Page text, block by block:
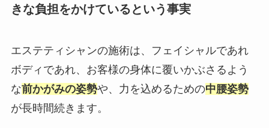
きな負担をかけているという事実
エステティシャンの施術は、フェイシャルであれ
ボディであれ、お客様の身体に覆いかぶさるよう
な前かがみの姿勢や、力を込めるための中腰姿勢
が長時間続きます。